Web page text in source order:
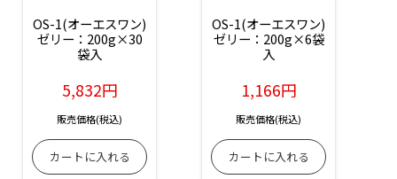
OS-1(オーエスワン)
ゼリー：200g×30
袋入
5,832円
販売価格(税込)
OS-1(オーエスワン)
ゼリー：200g×6袋
入
1,166円
販売価格(税込)